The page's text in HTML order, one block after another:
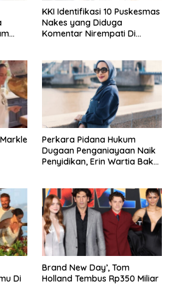
KKI Identifikasi 10 Puskesmas
Nakes yang Diduga
Komentar Nirempati Di
Perkara Pidana Hukum
Dugaan Penganiayaan Naik
Penyidikan, Erin Wartia Bakal
Di
Brand New Day’, Tom
Holland Tembus Rp350 Miliar